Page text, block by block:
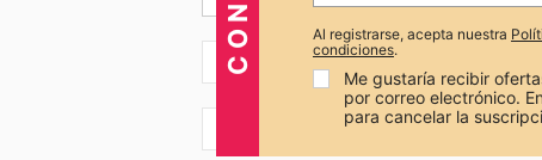
PE + 51
Al registrarse, acepta nuestra
condiciones.
Me gustaría recibir
por correo electrónico.
para cancelar la